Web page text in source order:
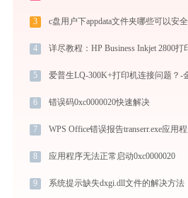
3 c盘用户下appdata文件夹哪些可以安
4
5 爱普生LQ-300K+打印机连接问题？-
6 错误码0xc0000020快速解决
7
8 应用程序无法正常启动0xc0000020
9 系统提示缺失dxgi.dll文件的解决方法